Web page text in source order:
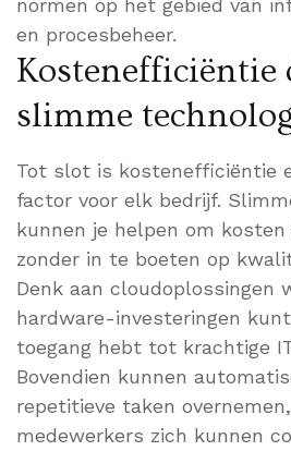
normen op het gebied van
en procesbeheer.
Kostenefficiëntie
slimme
Tot slot is kostenefficiëntie
factor voor elk bedrijf.
kunnen je helpen om kosten
zonder in te boeten op
Denk aan cloudoplossingen
hardware-investeringen
toegang hebt tot krachtige
Bovendien kunnen
repetitieve taken
medewerkers zich kunnen